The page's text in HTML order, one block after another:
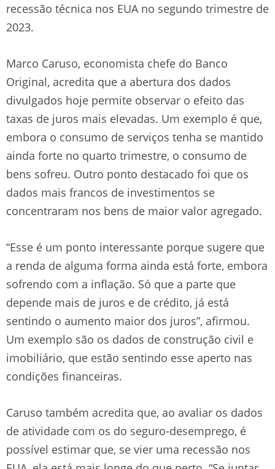
recessão técnica nos EUA no segundo trimestre de
2023.
Marco Caruso, economista chefe do Banco
Original, acredita que a abertura dos dados
divulgados hoje permite observar o efeito das
taxas de juros mais elevadas. Um exemplo é que,
embora o consumo de serviços tenha se mantido
ainda forte no quarto trimestre, o consumo de
bens sofreu. Outro ponto destacado foi que os
dados mais francos de investimentos se
concentraram nos bens de maior valor agregado.
“Esse é um ponto interessante porque sugere que
a renda de alguma forma ainda está forte, embora
sofrendo com a inflação. Só que a parte que
depende mais de juros e de crédito, já está
sentindo o aumento maior dos juros”, afirmou.
Um exemplo são os dados de construção civil e
imobiliário, que estão sentindo esse aperto nas
condições financeiras.
Caruso também acredita que, ao avaliar os dados
de atividade com os do seguro-desemprego, é
possível estimar que, se vier uma recessão nos